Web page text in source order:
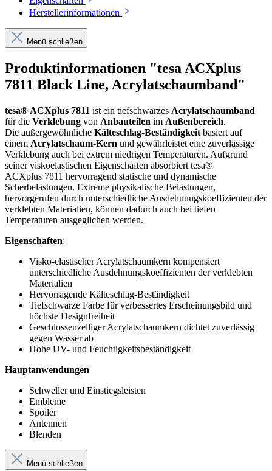
Herstellerinformationen
Menü schließen
Produktinformationen "tesa ACXplus
7811 Black Line, Acrylatschaumband"
tesa® ACXplus 7811 ist ein tiefschwarzes Acrylatschaumband
für die Verklebung von Anbauteilen im Außenbereich.
Die außergewöhnliche Kälteschlag-Beständigkeit basiert auf
einem Acrylatschaum-Kern und gewährleistet eine zuverlässige
Verklebung auch bei extrem niedrigen Temperaturen. Aufgrund
seiner viskoelastischen Eigenschaften absorbiert tesa®
ACXplus 7811 hervorragend statische und dynamische
Scherbelastungen. Extreme physikalische Belastungen,
hervorgerufen durch unterschiedliche Ausdehnungskoeffizienten der
verklebten Materialien, können dadurch auch bei tiefen
Temperaturen ausgeglichen werden.
Eigenschaften:
Visko-elastischer Acrylatschaumkern kompensiert
unterschiedliche Ausdehnungskoeffizienten der verklebten
Materialien
Hervorragende Kälteschlag-Beständigkeit
Tiefschwarze Farbe für verbessertes Erscheinungsbild und
höchste Designfreiheit
Geschlossenzelliger Acrylatschaumkern dichtet zuverlässig
gegen Wasser ab
Hohe UV- und Feuchtigkeitsbeständigkeit
Hauptanwendungen
Schweller und Einstiegsleisten
Embleme
Spoiler
Antennen
Blenden
Menü schließen